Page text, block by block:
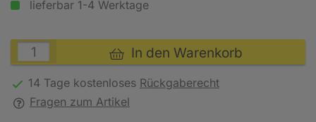
lieferbar 1-4 Werktage
In den Warenkorb
14 Tage kostenloses Rückgaberecht
Fragen zum Artikel